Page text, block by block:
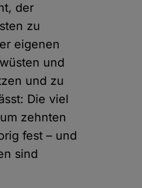
der
zu
eigenen
und
und zu
Die viel
zehnten
fest – und
sind